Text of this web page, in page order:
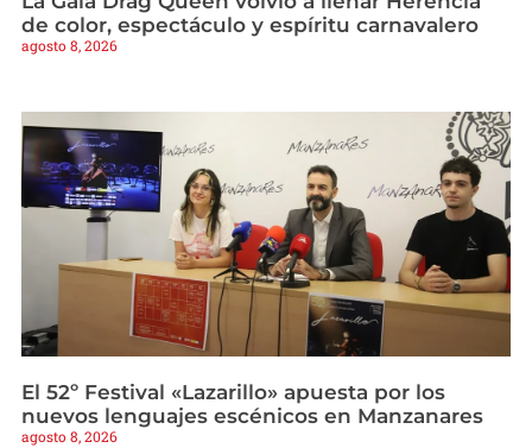
de color, espectáculo y espíritu carnavalero
agosto 8, 2026
El 52º Festival «Lazarillo» apuesta por los
nuevos lenguajes escénicos en Manzanares
agosto 8, 2026